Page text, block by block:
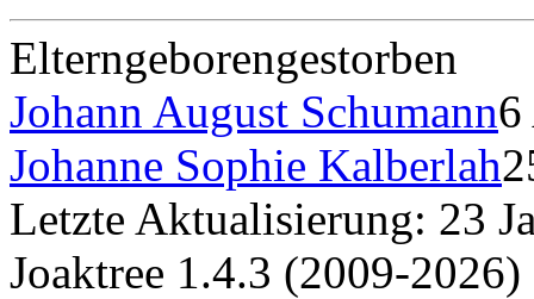
Elterngeborengestorben
Johann August Schumann
Johanne Sophie Kalberlah
Letzte Aktualisierung: 23
Joaktree 1.4.3 (2009-2026)